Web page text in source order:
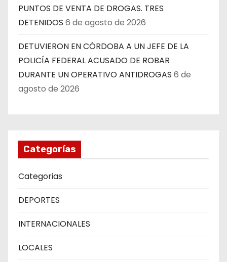
PUNTOS DE VENTA DE DROGAS. TRES
DETENIDOS 6 de agosto de 2026
DETUVIERON EN CÓRDOBA A UN JEFE DE LA
POLICÍA FEDERAL ACUSADO DE ROBAR
DURANTE UN OPERATIVO ANTIDROGAS 6 de
agosto de 2026
Categorías
Categorias
DEPORTES
INTERNACIONALES
LOCALES